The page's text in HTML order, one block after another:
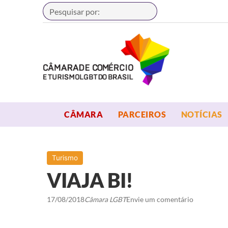
Buscar
CÂMARA OPEN MENU
PARCEIROS OPEN MENU
NOTÍCIAS
Turismo
VIAJA BI!
17/08/2018Câmara LGBTEnvie um comentário